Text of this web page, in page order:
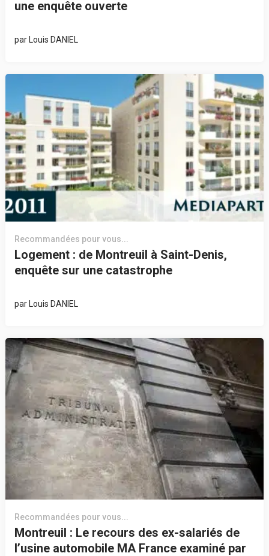
une enquête ouverte
par Louis DANIEL
Recommandées pour vous...
Logement : de Montreuil à Saint-Denis,
enquête sur une catastrophe
par Louis DANIEL
Recommandées pour vous...
Montreuil : Le recours des ex-salariés de
l’usine automobile MA France examiné par